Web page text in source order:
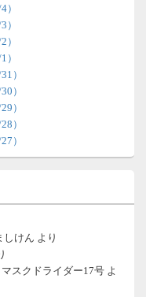
）
）
）
）
）
しけん より
マスクドライダー17号 よ